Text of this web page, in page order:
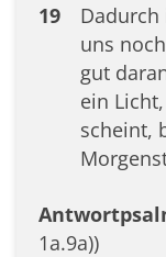
19
uns
gut
ein
scheint,
1a.9a))